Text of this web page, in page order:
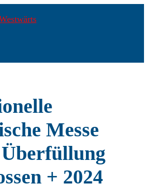
Messe
Überfüllung
+ 2024